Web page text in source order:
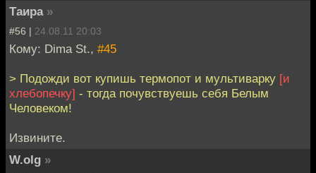
Таира »
#56 | 24.08.11 20:03
Кому: Dima St., #45
> Подожди вот купишь термопот и мультиварку [и
хлебопечку] - тогда почувствуешь себя Белым
Человеком!
Извините.
W.olg »